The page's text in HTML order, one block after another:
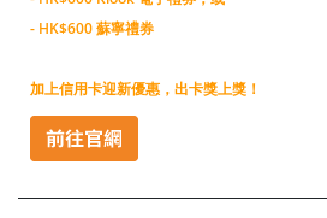
- HK$600 蘇寧禮券
加上信用卡迎新優惠，出卡獎上獎！